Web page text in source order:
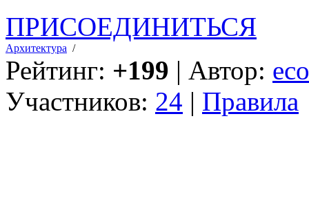
ПРИСОЕДИНИТЬСЯ
Архитектура /
Рейтинг: +199 | Автор:
Участников: 24 | Правила